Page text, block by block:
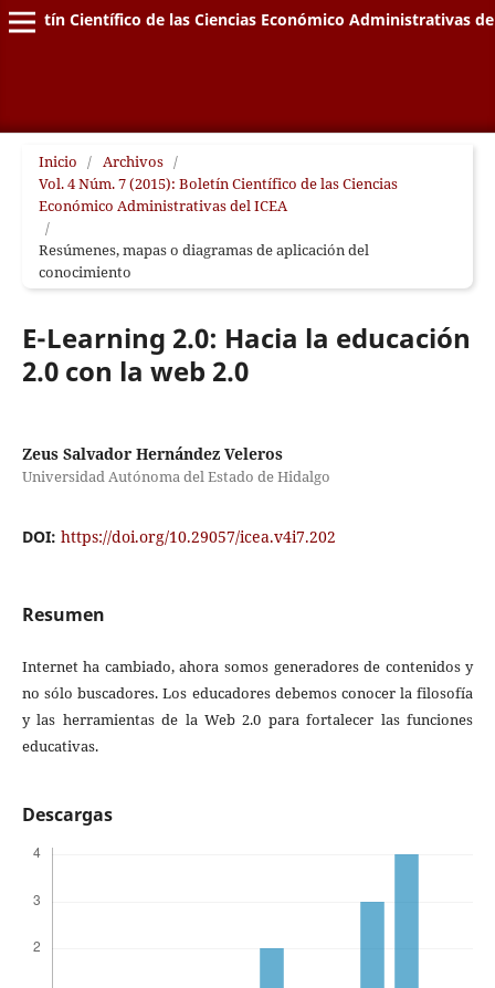
Boletín Científico de las Ciencias Económico Administrativas
Inicio / Archivos /
Vol. 4 Núm. 7 (2015): Boletín Científico de las Ciencias
Económico Administrativas del ICEA
/
Resúmenes, mapas o diagramas de aplicación del
conocimiento
E-Learning 2.0: Hacia la educación
2.0 con la web 2.0
Zeus Salvador Hernández Veleros
Universidad Autónoma del Estado de Hidalgo
DOI: https://doi.org/10.29057/icea.v4i7.202
Resumen
Internet ha cambiado, ahora somos generadores de contenidos y
no sólo buscadores. Los educadores debemos conocer la filosofía
y las herramientas de la Web 2.0 para fortalecer las funciones
educativas.
Descargas